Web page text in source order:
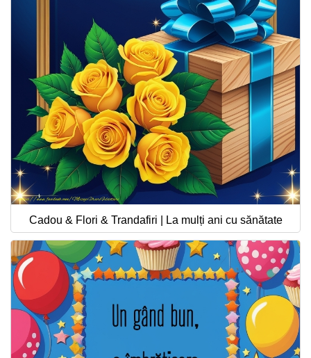
Cadou & Flori & Trandafiri | La mulți ani cu sănătate